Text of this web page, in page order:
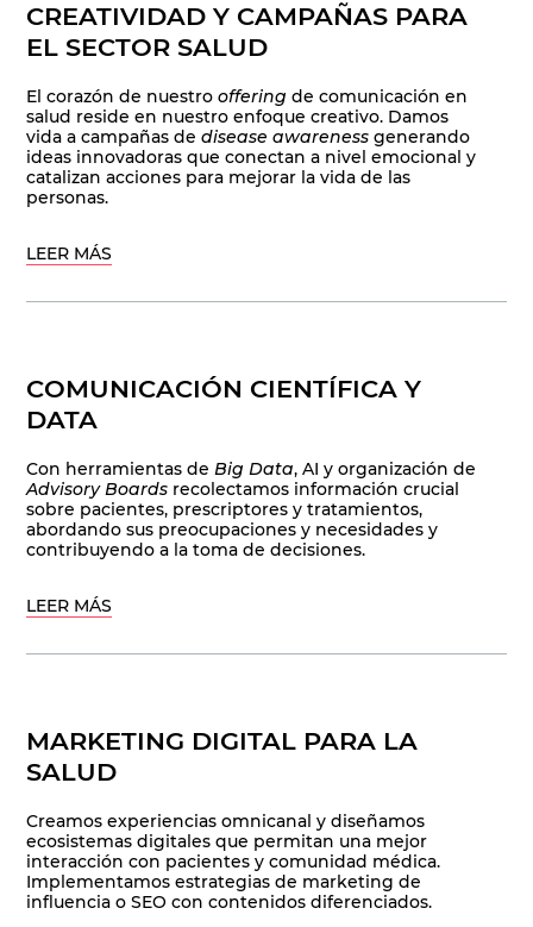
CREATIVIDAD Y CAMPAÑAS PARA
EL SECTOR SALUD
El corazón de nuestrooffering de comunicación en
salud reside en nuestro enfoque creativo. Damos
vida a campañas dedisease awareness generando
ideas innovadoras que conectan a nivel emocional y
catalizan acciones para mejorar la vida de las
personas.
LEER MÁS
COMUNICACIÓN CIENTÍFICA Y
DATA
Con herramientas deBig Data, AI y organización de
Advisory Boards recolectamos información crucial
sobre pacientes, prescriptores y tratamientos,
abordando sus preocupaciones y necesidades y
contribuyendo a la toma de decisiones.
LEER MÁS
MARKETING DIGITAL PARA LA
SALUD
Creamos experiencias omnicanal y diseñamos
ecosistemas digitales que permitan una mejor
interacción con pacientes y comunidad médica.
Implementamos estrategias de marketing de
influencia o SEO con contenidos diferenciados.